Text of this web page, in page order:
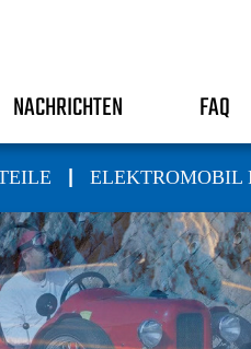
NACHRICHTEN FAQ
ELEKTROMOBIL